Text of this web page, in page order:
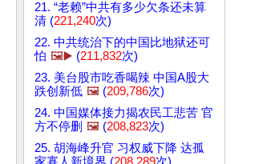
21. “老赖”中共有多少欠条还未算
清 (221,240次)
22. 中共统治下的中国比地狱还可
怕 🖼️▶️ (211,832次)
23. 美台股市吃香喝辣 中国A股大
跌创新低 🖼️ (209,786次)
24. 中国媒体接力揭农民工悲苦 官
方不停删 🖼️ (208,823次)
25. 胡海峰升官 习权威下降 达孤